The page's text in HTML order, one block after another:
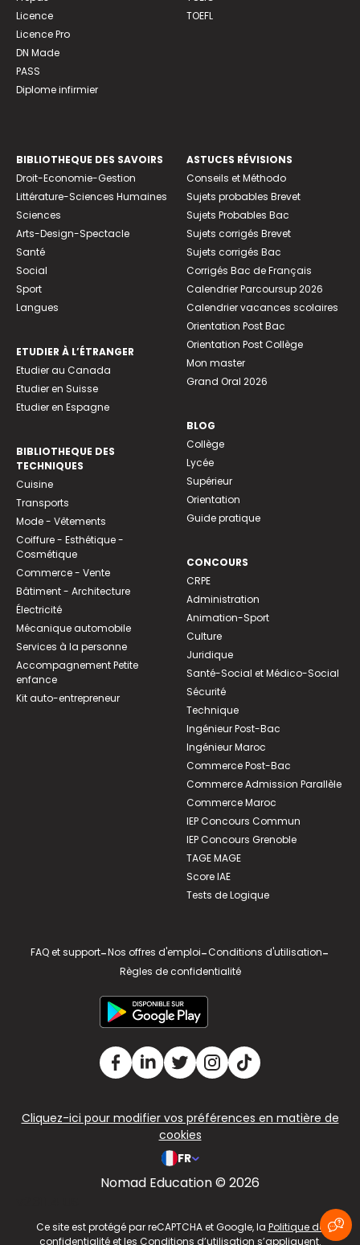
Licence
Licence Pro
DN Made
PASS
Diplome infirmier
TOEFL
BIBLIOTHEQUE DES SAVOIRS
Droit-Economie-Gestion
Littérature-Sciences Humaines
Sciences
Arts-Design-Spectacle
Santé
Social
Sport
Langues
ETUDIER À L’ÉTRANGER
Etudier au Canada
Etudier en Suisse
Etudier en Espagne
BIBLIOTHEQUE DES
TECHNIQUES
Cuisine
Transports
Mode - Vêtements
Coiffure - Esthétique -
Cosmétique
Commerce - Vente
Bâtiment - Architecture
Électricité
Mécanique automobile
Services à la personne
Accompagnement Petite
enfance
Kit auto-entrepreneur
ASTUCES RÉVISIONS
Conseils et Méthodo
Sujets probables Brevet
Sujets Probables Bac
Sujets corrigés Brevet
Sujets corrigés Bac
Corrigés Bac de Français
Calendrier Parcoursup 2026
Calendrier vacances scolaires
Orientation Post Bac
Orientation Post Collège
Mon master
Grand Oral 2026
BLOG
Collège
Lycée
Supérieur
Orientation
Guide pratique
CONCOURS
CRPE
Administration
Animation-Sport
Culture
Juridique
Santé-Social et Médico-Social
Sécurité
Technique
Ingénieur Post-Bac
Ingénieur Maroc
Commerce Post-Bac
Commerce Admission Parallèle
Commerce Maroc
IEP Concours Commun
IEP Concours Grenoble
TAGE MAGE
Score IAE
Tests de Logique
FAQ et support-Nos offres d'emploi-Conditions d'utilisation-
Règles de confidentialité
Cliquez-ici pour modifier vos préférences en matière de
cookies
FR
Nomad Education © 2026
Ce site est protégé par reCAPTCHA et Google, la Politique de
confidentialitéet les Conditions d’utilisation s’appliquent.